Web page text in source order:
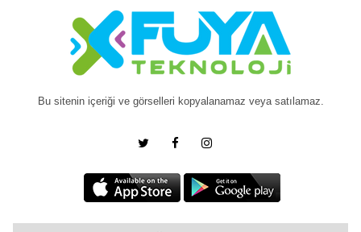
Bu sitenin içeriği ve görselleri kopyalanamaz veya satılamaz.